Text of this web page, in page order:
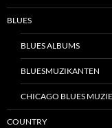
BLUES
BLUES ALBUMS
BLUESMUZIKANTEN
CHICAGO BLUES
COUNTRY